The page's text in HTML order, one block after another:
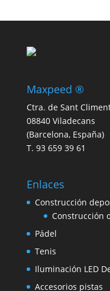
Maxpeed ®
Ctra. de Sant
08840 Viladecans
(Barcelona, España)
T. 93 659 39 61
Enlaces
Construcción
Construcción
Pádel
Tenis
Iluminación LED
Accesorios pistas